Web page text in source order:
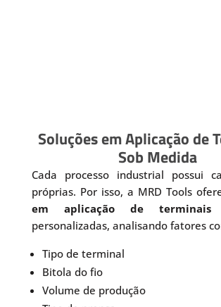
Soluções em Aplicação de
Sob Medida
Cada processo industrial possui
próprias. Por isso, a MRD Tools
em aplicação de terminais
personalizadas, analisando fatores
Tipo de terminal
Bitola do fio
Volume de produção